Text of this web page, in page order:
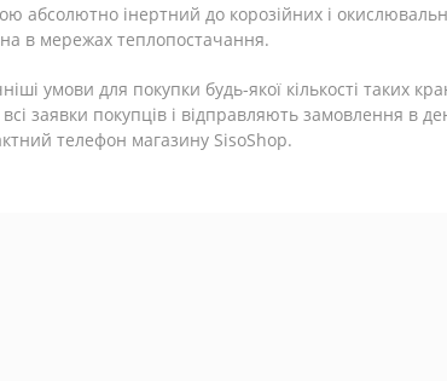
абсолютно інертний до корозійних і
в мережах теплопостачання.
умови для покупки будь-якої кількості таких
заявки покупців і відправляють замовлення в
телефон магазину SisoShop.